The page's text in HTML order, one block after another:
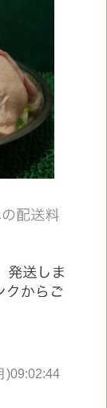
)09:02:44